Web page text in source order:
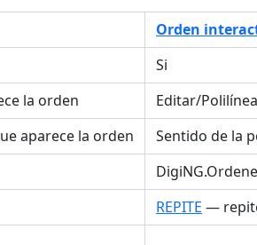
Orden
Si
la orden
Editar/
aparece la orden
Sentido de la
REPITE —